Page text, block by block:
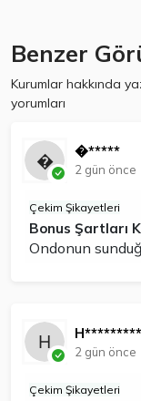
Benzer
Kurumlar hakkında
yorumları
�*****
2 gün önce
Çekim Şikayetleri
Bonus Şartları
Ondonun
2 gün önce
Çekim Şikayetleri